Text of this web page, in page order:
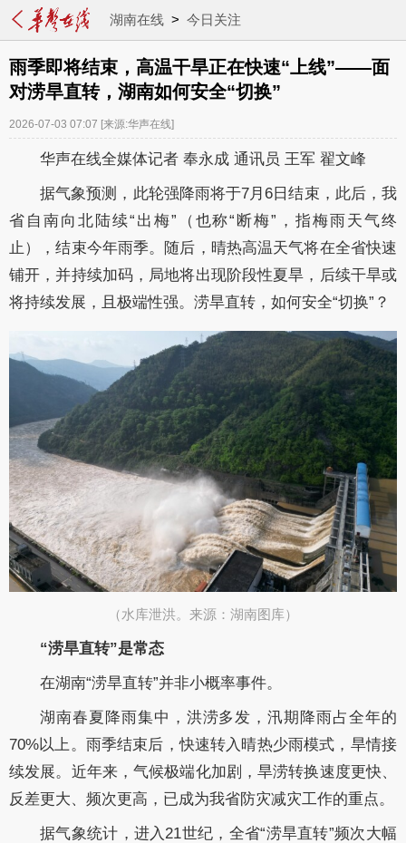
湖南在线> 今日关注
雨季即将结束，高温干旱正在快速“上线”——面
对涝旱直转，湖南如何安全“切换”
2026-07-03 07:07 [来源:华声在线]
华声在线全媒体记者 奉永成 通讯员 王军 翟文峰
据气象预测，此轮强降雨将于7月6日结束，此后，我
省自南向北陆续“出梅”（也称“断梅”，指梅雨天气终
止），结束今年雨季。随后，晴热高温天气将在全省快速
铺开，并持续加码，局地将出现阶段性夏旱，后续干旱或
将持续发展，且极端性强。涝旱直转，如何安全“切换”？
（水库泄洪。来源：湖南图库）
“涝旱直转”是常态
在湖南“涝旱直转”并非小概率事件。
湖南春夏降雨集中，洪涝多发，汛期降雨占全年的
70%以上。雨季结束后，快速转入晴热少雨模式，旱情接
续发展。近年来，气候极端化加剧，旱涝转换速度更快、
反差更大、频次更高，已成为我省防灾减灾工作的重点。
据气象统计，进入21世纪，全省“涝旱直转”频次大幅